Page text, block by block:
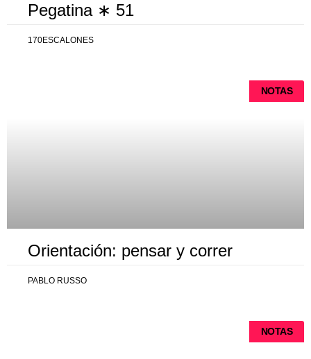
Pegatina ∗ 51
170ESCALONES
NOTAS
Orientación: pensar y correr
PABLO RUSSO
NOTAS